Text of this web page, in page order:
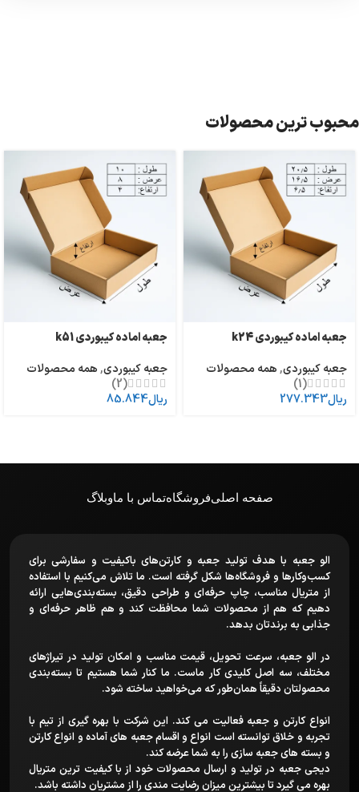
محبوب ترین محصولات
جعبه اماده کیبوردی k24
جعبه کیبوردی,همه محصولات
(1)
ریال277.343
جعبه اماده کیبوردی k51
جعبه کیبوردی,همه محصولات
(2)
ریال85.844
صفحه اصلیفروشگاهتماس با ماوبلاگ
الو جعبه با هدف تولید جعبه و کارتن‌های باکیفیت و سفارشی برای
کسب‌وکارها و فروشگاه‌ها شکل گرفته است. ما تلاش می‌کنیم با استفاده
از متریال مناسب، چاپ حرفه‌ای و طراحی دقیق، بسته‌بندی‌هایی ارائه
دهیم که هم از محصولات شما محافظت کند و هم ظاهر حرفه‌ای و
جذابی به برندتان بدهد.
در الو جعبه، سرعت تحویل، قیمت مناسب و امکان تولید در تیراژهای
مختلف، سه اصل کلیدی کار ماست. ما کنار شما هستیم تا بسته‌بندی
محصولتان دقیقاً همان‌طور که می‌خواهید ساخته شود.
انواع کارتن و جعبه فعالیت می کند. این شرکت با بهره گیری از تیم با
تجربه و خلاق توانسته است انواع و اقسام جعبه های آماده و انواع کارتن
و بسته های جعبه سازی را به شما عرضه کند.
دیجی جعبه در تولید و ارسال محصولات خود از با کیفیت ترین متریال
بهره می گیرد تا بیشترین میزان رضایت مندی را از مشتریان داشته باشد.